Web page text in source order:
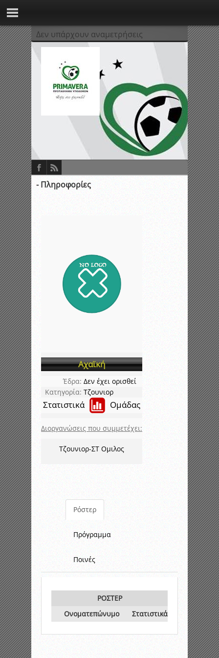
Δεν υπάρχουν αναμετρήσεις
- Πληροφορίες
Αχαϊκή
Έδρα: Δεν έχει ορισθεί
Κατηγορία: Τζουνιορ
Στατιστικά Ομάδας
Διοργανώσεις που συμμετέχει:
Τζουνιορ-ΣΤ Ομιλος
Ρόστερ
Πρόγραμμα
Ποινές
ΡΟΣΤΕΡ
Ονοματεπώνυμο
Στατιστικά